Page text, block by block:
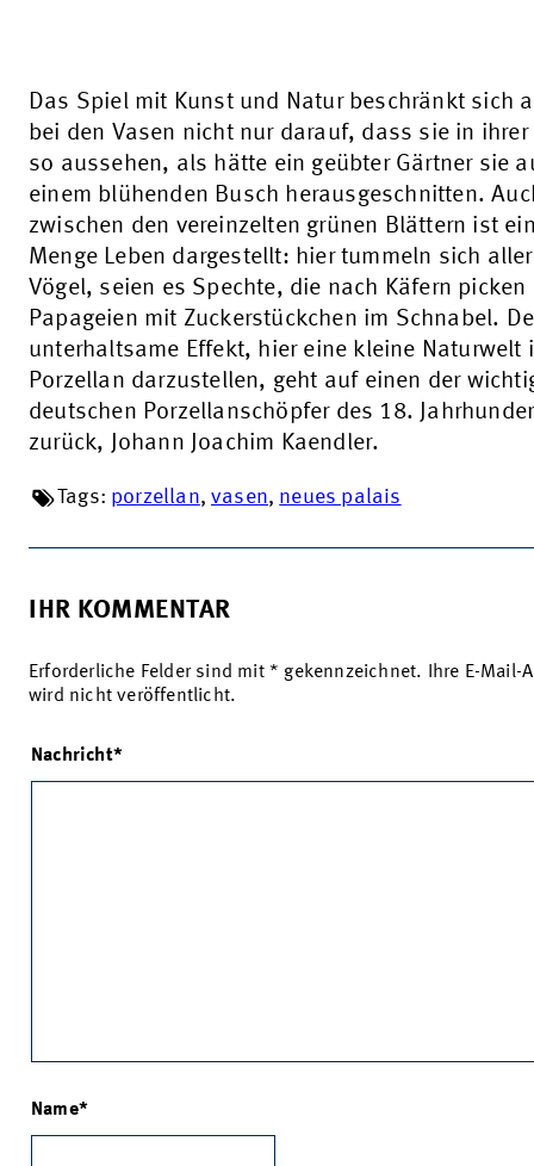
Das Spiel mit Kunst und Natur beschränkt sich
bei den Vasen nicht nur darauf, dass sie in ihrer
so aussehen, als hätte ein geübter Gärtner sie
einem blühenden Busch herausgeschnitten.
zwischen den vereinzelten grünen Blättern ist
Menge Leben dargestellt: hier tummeln sich
Vögel, seien es Spechte, die nach Käfern picken
Papageien mit Zuckerstückchen im Schnabel.
unterhaltsame Effekt, hier eine kleine Naturwelt
Porzellan darzustellen, geht auf einen der
deutschen Porzellanschöpfer des 18.
zurück, Johann Joachim Kaendler.
Tags: porzellan, vasen, neues palais
IHR KOMMENTAR
Erforderliche Felder sind mit * gekennzeichnet. Ihre E-Mail-
wird nicht veröffentlicht.
Nachricht
Name